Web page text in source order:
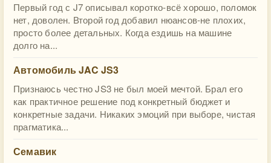
Первый год с J7 описывал коротко-всё хорошо, поломок
нет, доволен. Второй год добавил нюансов-не плохих,
просто более детальных. Когда ездишь на машине
долго на...
Автомобиль JAC JS3
Признаюсь честно JS3 не был моей мечтой. Брал его
как практичное решение под конкретный бюджет и
конкретные задачи. Никаких эмоций при выборе, чистая
прагматика...
Семавик